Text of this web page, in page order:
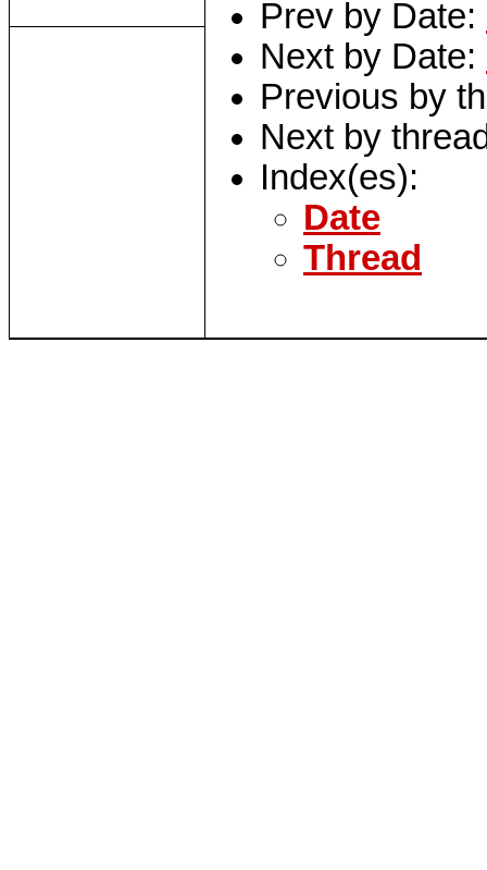
Prev by Date:
Next by Date:
Previous by
Next by
Index(es):
Date
Thread